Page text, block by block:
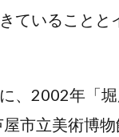
ていることと
、2002年「堀
屋市立美術博